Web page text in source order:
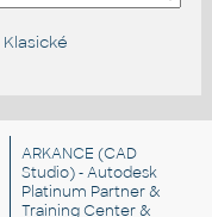
Klasické
ARKANCE (CAD
Studio) - Autodesk
Platinum Partner &
Training Center &